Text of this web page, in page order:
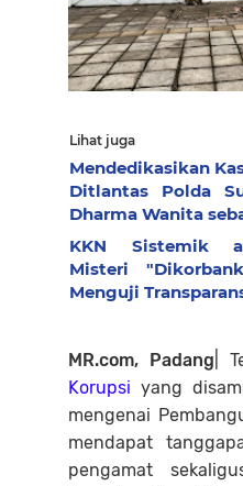
Lihat juga
Mendedikasikan
Ditlantas Polda
Dharma Wanita
KKN Sistemik
Misteri
Menguji
MR.com, Padang |
Korupsi yang
mengenai
mendapat
pengamat